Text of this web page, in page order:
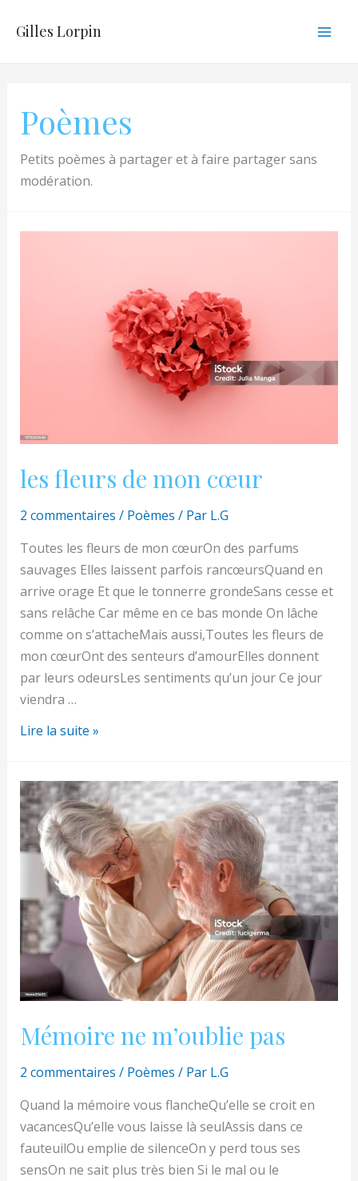
Gilles Lorpin
Poèmes
Petits poèmes à partager et à faire partager sans
modération.
les fleurs de mon cœur
2 commentaires / Poèmes / Par L.G
Toutes les fleurs de mon cœurOn des parfums
sauvages Elles laissent parfois rancœursQuand en
arrive orage Et que le tonnerre grondeSans cesse et
sans relâche Car même en ce bas monde On lâche
comme on s’attacheMais aussi,Toutes les fleurs de
mon cœurOnt des senteurs d’amourElles donnent
par leurs odeursLes sentiments qu’un jour Ce jour
viendra …
les
mon
cœur
Lire la suite »
Mémoire ne m’oublie pas
2 commentaires / Poèmes / Par L.G
Quand la mémoire vous flancheQu’elle se croit en
vacancesQu’elle vous laisse là seulAssis dans ce
fauteuilOu emplie de silenceOn y perd tous ses
sensOn ne sait plus très bien Si le mal ou le